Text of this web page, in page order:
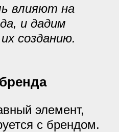
влияют на
и дадим
созданию.
элемент,
с брендом.